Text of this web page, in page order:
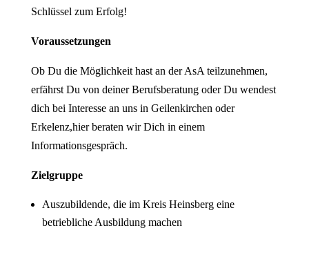
Schlüssel zum Erfolg!
Voraussetzungen
Ob Du die Möglichkeit hast an der AsA teilzunehmen,
erfährst Du von deiner Berufsberatung oder Du wendest
dich bei Interesse an uns in Geilenkirchen oder
Erkelenz,hier beraten wir Dich in einem
Informationsgespräch.
Zielgruppe
Auszubildende, die im Kreis Heinsberg eine
betriebliche Ausbildung machen